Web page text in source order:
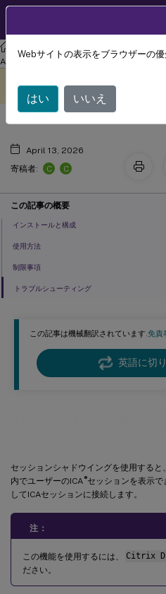
リナックス バーチャル デリバリー
Agent 2303
この記事は機械翻訳されています.免責
英語に切
セッションシャドウイングを使用する
内でユーザーのICA ®セッションを表示
してICAセッションに接続します。
注：
この機能を使用するには、 Citrix
ださい。
翻訳されています。
セッションシャド
April 13, 2026
寄稿者:
C C
この記事の概要
インストールと構成
使用方法
制限事項
トラブルシューティング
Webサイトの表示をブラウザーの
はい いいえ